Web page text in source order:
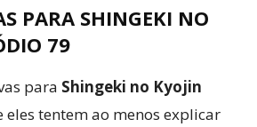
PARA SHINGEKI NO
79
para Shingeki no Kyojin
eles tentem ao menos explicar